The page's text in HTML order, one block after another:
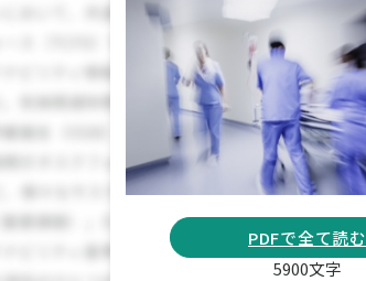
PDFで全て読む
5900文字